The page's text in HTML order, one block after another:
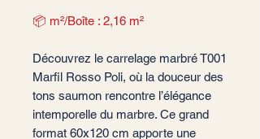
📦 m²/Boîte : 2,16 m²
Découvrez le carrelage marbré T001
Marfil Rosso Poli, où la douceur des
tons saumon rencontre l’élégance
intemporelle du marbre. Ce grand
format 60x120 cm apporte une